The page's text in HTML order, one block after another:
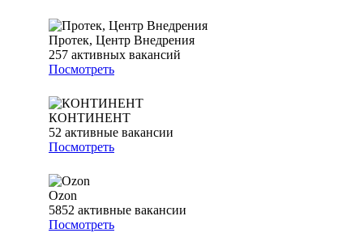
Протек, Центр Внедрения
257 активных вакансий
Посмотреть
КОНТИНЕНТ
52 активные вакансии
Посмотреть
Ozon
5852 активные вакансии
Посмотреть